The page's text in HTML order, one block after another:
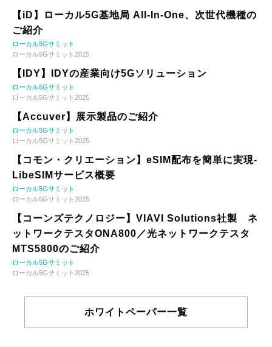
【iD】ローカル5G基地局 All-In-One、次世代機種の
ご紹介
ローカル5Gサミット
ローカル5Gサミット2025
【IDY】IDYの産業向け5Gソリューション
ローカル5Gサミット
ローカル5Gサミット2025
【Accuver】展示製品のご紹介
ローカル5Gサミット
ローカル5Gサミット2025
【コモン・クリエーション】eSIM配布を簡単に実現-
LibeSIMサービス概要
ローカル5Gサミット
ローカル5Gサミット2025
【コーンズテクノロジー】VIAVI Solutions社製 ネ
ットワークテスタONA800／光ネットワークテスタ
MTS5800のご紹介
ローカル5Gサミット
ローカル5Gサミット2025
ホワイトペーパー一覧